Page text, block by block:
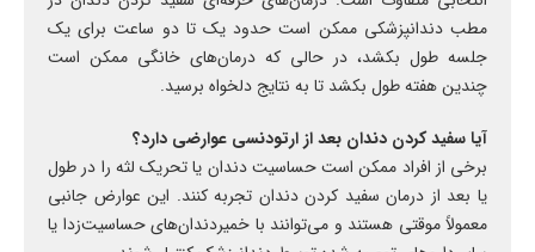
مطب دندانپزشکی ممکن است حدود یک تا دو ساعت برای یک
جلسه طول بکشد، در حالی که درمان‌های خانگی ممکن است
چندین هفته طول بکشد تا به نتایج دلخواه برسید.
آیا سفید کردن دندان بعد از ارتودنسی عوارضی دارد؟
برخی از افراد ممکن است حساسیت دندان یا تحریک لثه را در طول
یا بعد از درمان سفید کردن دندان تجربه کنند. این عوارض جانبی
معمولاً موقتی هستند و می‌توانند با خمیردندان‌های حساسیت‌زدا یا